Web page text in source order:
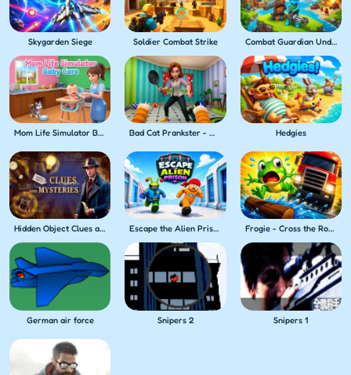
Skygarden Siege Soldier Combat Strike Combat Guardian Under Attack
Mom Life Simulator Baby Care Bad Cat Prankster - Mom's Return Hedgies
Hidden Object Clues and Mysteries Escape the Alien Prison Frogie - Cross the Roads
German air force Snipers 2 Snipers 1